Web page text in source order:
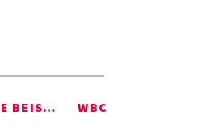
CLÁSICO MUNDIAL DE BEISBOL 2026 WBC